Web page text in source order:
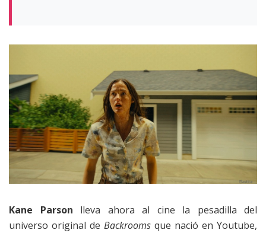
Kane Parson lleva ahora al cine la pesadilla del
universo original de Backrooms que nació en Youtube,